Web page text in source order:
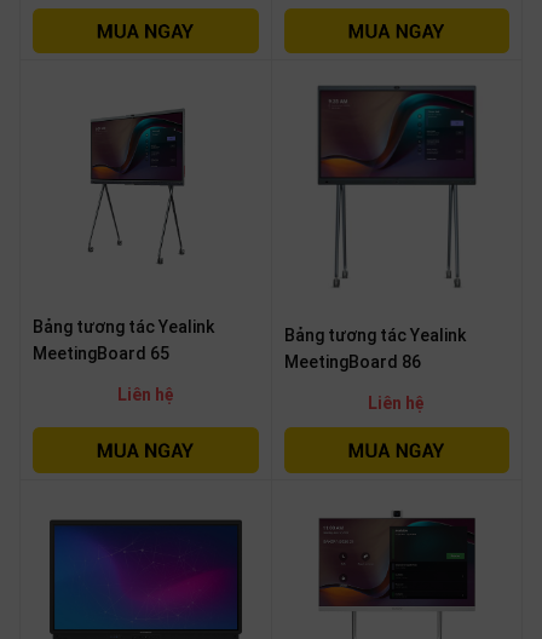
Bảng tương tác Yealink
MeetingBoard 65
Liên hệ
Bảng tương tác Yealink
MeetingBoard 86
Liên hệ